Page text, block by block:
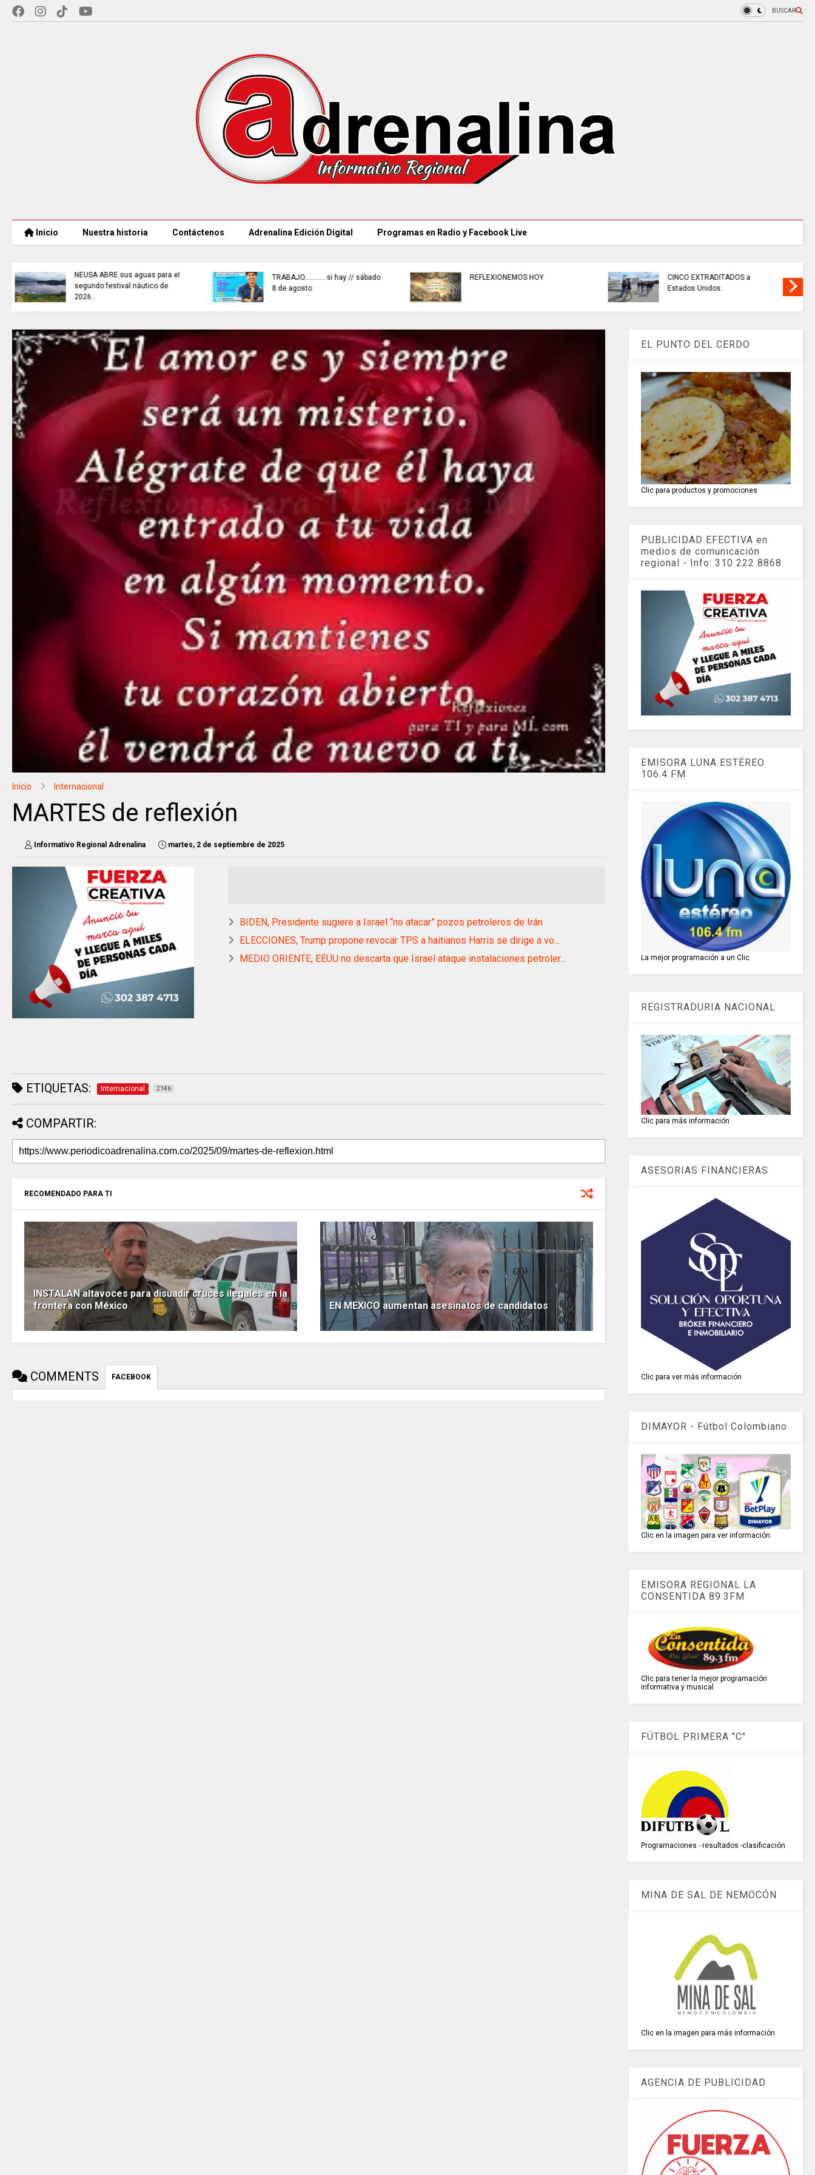
BUSCAR
Inicio Nuestra historia Contáctenos Adrenalina Edición Digital Programas en Radio y Facebook Live
ARTISTAS CON ADRENALINA //
Elio Roca / Te necesito tanto
amor te necesito
EN SISGA - CUNDINAMARCA,
actividades de inspección,
EN CHÍA: medidas de seguridad
EL COLECTIVO DEPORTIVO//
emisión del 6 de agosto de 2026
Inicio Internacional
MARTES de reflexión
Informativo Regional Adrenalina martes, 2 de septiembre de 2025
BIDEN, Presidente sugiere a Israel “no atacar” pozos petroleros de Irán
ELECCIONES, Trump propone revocar TPS a haitianos Harris se dirige a vo...
MEDIO ORIENTE, EEUU no descarta que Israel ataque instalaciones petroler...
ETIQUETAS: Internacional 2146
COMPARTIR:
RECOMENDADO PARA TI
INSTALAN altavoces para disuadir cruces ilegales en la
frontera con México
EN MEXICO aumentan asesinatos de candidatos
COMMENTS FACEBOOK
EL PUNTO DEL CERDO
Clic para productos y promociones
PUBLICIDAD EFECTIVA en
medios de comunicación
regional - Info: 310 222 8868
EMISORA LUNA ESTÉREO
106.4 FM
La mejor programación a un Clic
REGISTRADURIA NACIONAL
Clic para más información
ASESORIAS FINANCIERAS
Clic para ver más información
DIMAYOR - Fútbol Colombiano
Clic en la imagen para ver información
EMISORA REGIONAL LA
CONSENTIDA 89.3FM
Clic para tener la mejor programación
informativa y musical
FÚTBOL PRIMERA "C"
Programaciones - resultados -clasificación
MINA DE SAL DE NEMOCÓN
Clic en la imagen para más información
AGENCIA DE PUBLICIDAD